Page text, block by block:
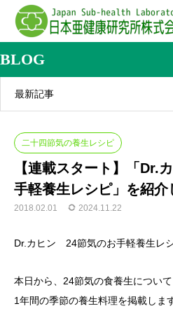
BLOG
最新記事
二十四節気の養生レシピ
【連載スタート】「Dr.
手軽養生レシピ」を紹介
2018.02.01 2024.11.22
Dr.カヒン 24節気のお手軽養生レ
本日から、24節気の食養生について
1年間の季節の養生料理を掲載しま